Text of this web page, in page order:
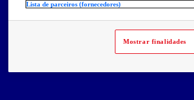
Lista de parceiros (fornecedores)
Mostrar finalidades